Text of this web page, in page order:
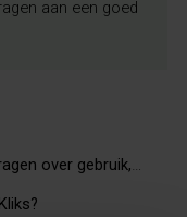
aan een goed
veiligheid en duurzaamheid.